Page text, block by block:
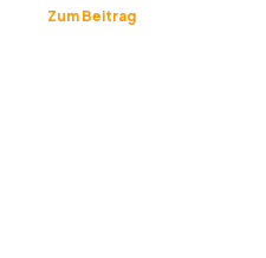
Zum Beitrag